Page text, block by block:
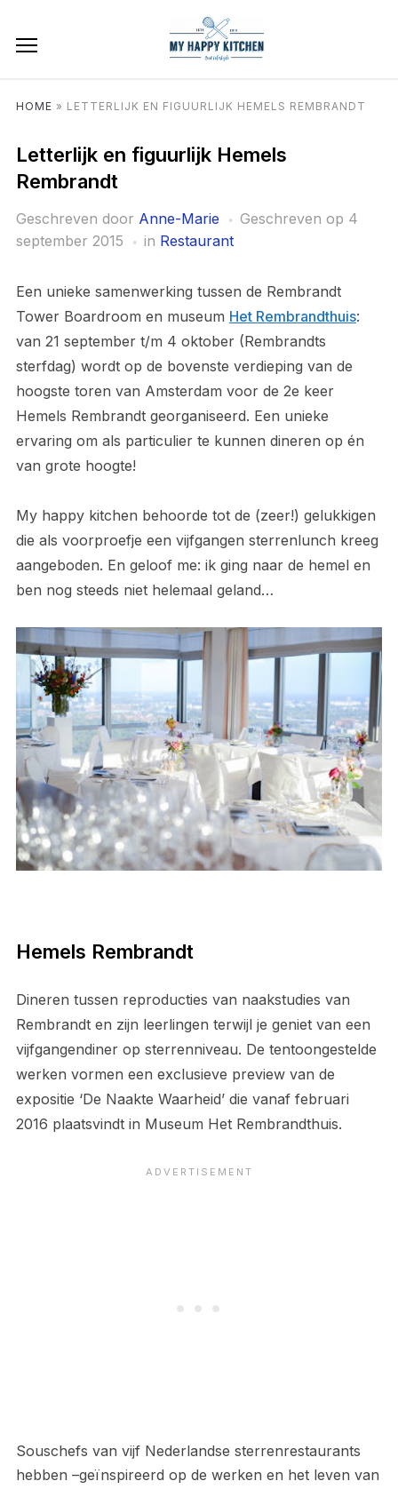
HOME » LETTERLIJK EN FIGUURLIJK HEMELS REMBRANDT
Letterlijk en figuurlijk Hemels
Rembrandt
Geschreven door Anne-Marie Geschreven op 4
september 2015
in Restaurant
Een unieke samenwerking tussen de Rembrandt
Tower Boardroom en museum Het Rembrandthuis:
van 21 september t/m 4 oktober (Rembrandts
sterfdag) wordt op de bovenste verdieping van de
hoogste toren van Amsterdam voor de 2e keer
Hemels Rembrandt georganiseerd. Een unieke
ervaring om als particulier te kunnen dineren op én
van grote hoogte!
My happy kitchen behoorde tot de (zeer!) gelukkigen
die als voorproefje een vijfgangen sterrenlunch kreeg
aangeboden. En geloof me: ik ging naar de hemel en
ben nog steeds niet helemaal geland…
Hemels Rembrandt
Dineren tussen reproducties van naakstudies van
Rembrandt en zijn leerlingen terwijl je geniet van een
vijfgangendiner op sterrenniveau. De tentoongestelde
werken vormen een exclusieve preview van de
expositie ‘De Naakte Waarheid’ die vanaf februari
2016 plaatsvindt in Museum Het Rembrandthuis.
Souschefs van vijf Nederlandse sterrenrestaurants
hebben –geïnspireerd op de werken en het leven van